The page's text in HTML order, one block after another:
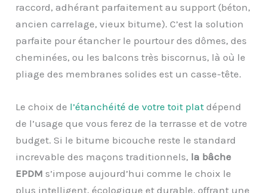
raccord, adhérant parfaitement au support (béton,
ancien carrelage, vieux bitume). C’est la solution
parfaite pour étancher le pourtour des dômes, des
cheminées, ou les balcons très biscornus, là où le
pliage des membranes solides est un casse-tête.
Le choix de l’étanchéité de votre toit plat dépend
de l’usage que vous ferez de la terrasse et de votre
budget. Si le bitume bicouche reste le standard
increvable des maçons traditionnels, la bâche
EPDM s’impose aujourd’hui comme le choix le
plus intelligent, écologique et durable, offrant une